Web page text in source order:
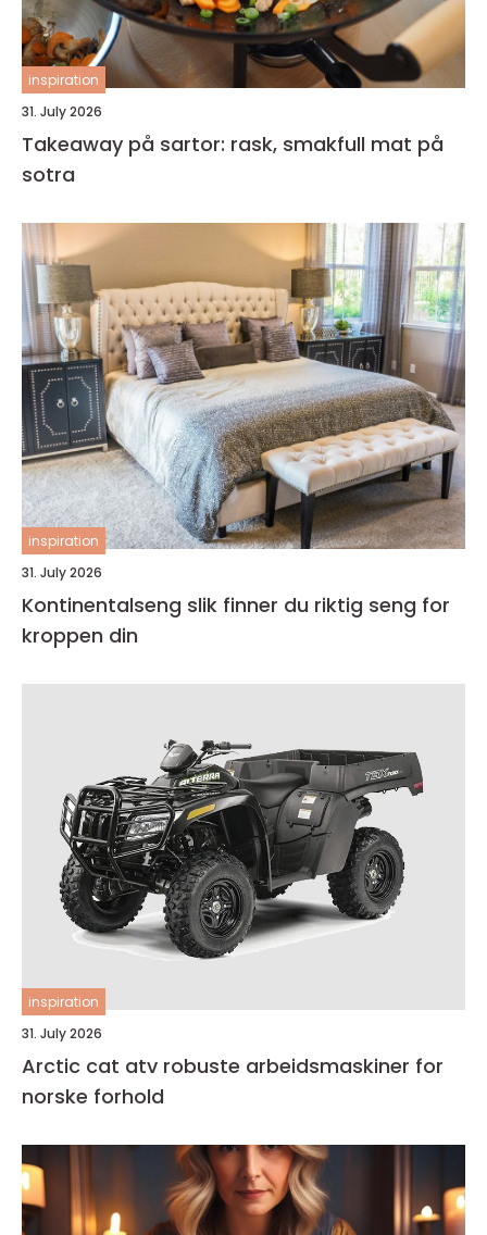
inspiration
31. July 2026
Takeaway på sartor: rask, smakfull mat på
sotra
inspiration
31. July 2026
Kontinentalseng slik finner du riktig seng for
kroppen din
inspiration
31. July 2026
Arctic cat atv robuste arbeidsmaskiner for
norske forhold